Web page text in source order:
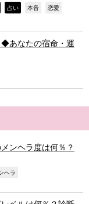
占い 本音 恋愛
◆あなたの宿命・運
ンヘラ度は何％？
ヘラ